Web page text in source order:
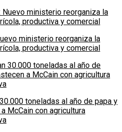
ministerio reorganiza la
productiva y comercial
toneladas al año de papa y
McCain con agricultura